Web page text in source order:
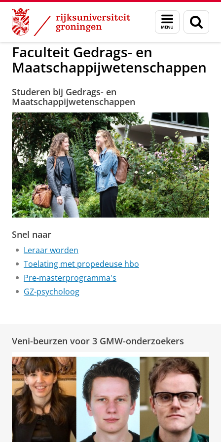
Skip
Content
Skip
Navigation
Menu
en
zoeken
GMW
Faculteit Gedrags- en
Maatschappijwetenschappen
Studeren bij Gedrags- en
Maatschappijwetenschappen
Snel naar
Leraar worden
Toelating met propedeuse hbo
Pre-masterprogramma's
GZ-psycholoog
Veni-beurzen voor 3 GMW-onderzoekers